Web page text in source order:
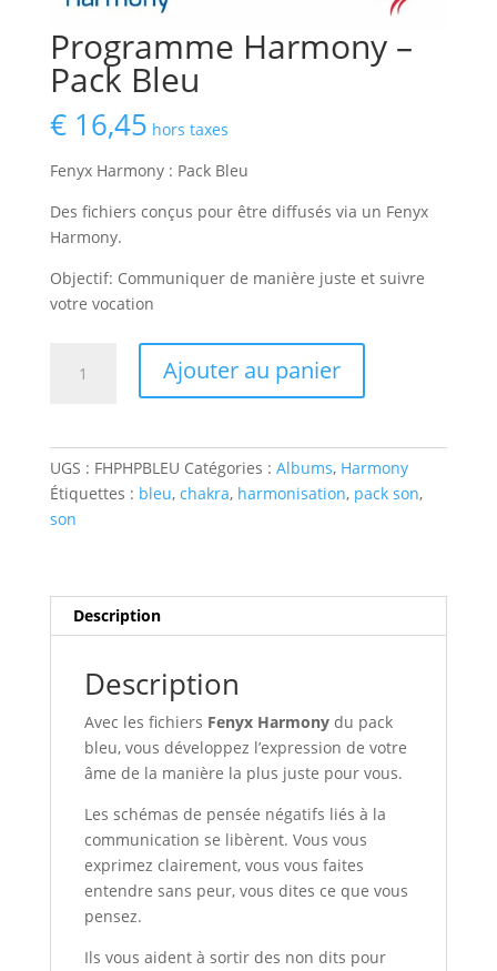
Programme Harmony –
Pack Bleu
€16,45 hors taxes
Fenyx Harmony : Pack Bleu
Des fichiers conçus pour être diffusés via un Fenyx
Harmony.
Objectif: Communiquer de manière juste et suivre
votre vocation
Pack
Bleu
Ajouter au panier
UGS : FHPHPBLEU Catégories : Albums, Harmony
Étiquettes : bleu, chakra, harmonisation, pack son,
son
Description
Description
Avec les fichiers Fenyx Harmonydu pack
bleu, vous développez l’expression de votre
âme de la manière la plus juste pour vous.
Les schémas de pensée négatifs liés à la
communication se libèrent. Vous vous
exprimez clairement, vous vous faites
entendre sans peur, vous dites ce que vous
pensez.
Ils vous aident à sortir des non dits pour